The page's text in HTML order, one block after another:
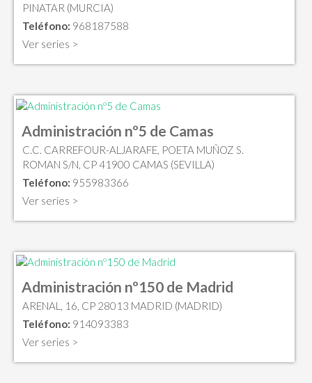
PINATAR (MURCIA)
Teléfono: 968187588
Ver series >
Administración nº5 de Camas
C.C. CARREFOUR-ALJARAFE, POETA MUÑOZ S.
ROMAN S/N, CP 41900 CAMAS (SEVILLA)
Teléfono: 955983366
Ver series >
Administración nº150 de Madrid
ARENAL, 16, CP 28013 MADRID (MADRID)
Teléfono: 914093383
Ver series >